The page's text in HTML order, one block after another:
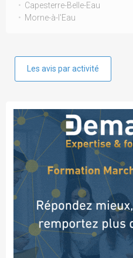
Capesterre-Belle-Eau
Morne-à-l'Eau
Les avis par activité